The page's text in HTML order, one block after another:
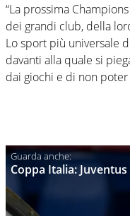
“La prossima
dei grandi club, della
Lo sport più universale
davanti alla quale si
dai giochi e di non
Coppa Italia: